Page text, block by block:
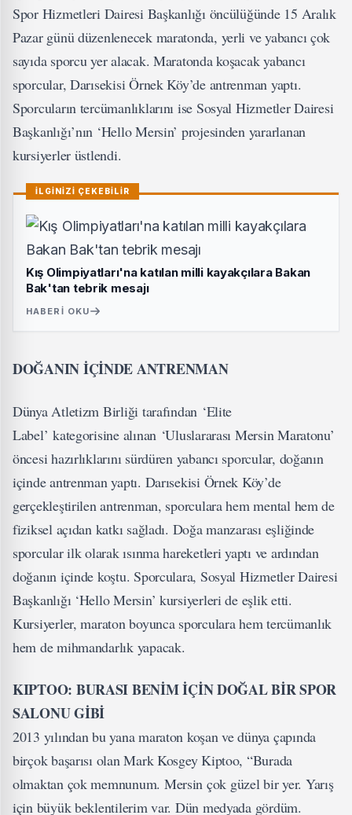
Spor Hizmetleri Dairesi Başkanlığı öncülüğünde 15 Aralık
Pazar günü düzenlenecek maratonda, yerli ve yabancı çok
sayıda sporcu yer alacak. Maratonda koşacak yabancı
sporcular, Darısekisi Örnek Köy’de antrenman yaptı.
Sporcuların tercümanlıklarını ise Sosyal Hizmetler Dairesi
Başkanlığı’nın ‘Hello Mersin’ projesinden yararlanan
kursiyerler üstlendi.
İLGİNİZİ ÇEKEBİLİR
Kış Olimpiyatları'na katılan milli kayakçılara Bakan
Bak'tan tebrik mesajı
HABERI OKU
DOĞANIN İÇİNDE ANTRENMAN
Dünya Atletizm Birliği tarafından ‘Elite
Label’ kategorisine alınan ‘Uluslararası Mersin Maratonu’
öncesi hazırlıklarını sürdüren yabancı sporcular, doğanın
içinde antrenman yaptı. Darısekisi Örnek Köy’de
gerçekleştirilen antrenman, sporculara hem mental hem de
fiziksel açıdan katkı sağladı. Doğa manzarası eşliğinde
sporcular ilk olarak ısınma hareketleri yaptı ve ardından
doğanın içinde koştu. Sporculara, Sosyal Hizmetler Dairesi
Başkanlığı ‘Hello Mersin’ kursiyerleri de eşlik etti.
Kursiyerler, maraton boyunca sporculara hem tercümanlık
hem de mihmandarlık yapacak.
KIPTOO: BURASI BENİM İÇİN DOĞAL BİR SPOR
SALONU GİBİ
2013 yılından bu yana maraton koşan ve dünya çapında
birçok başarısı olan Mark Kosgey Kiptoo, “Burada
olmaktan çok memnunum. Mersin çok güzel bir yer. Yarış
için büyük beklentilerim var. Dün medyada gördüm.